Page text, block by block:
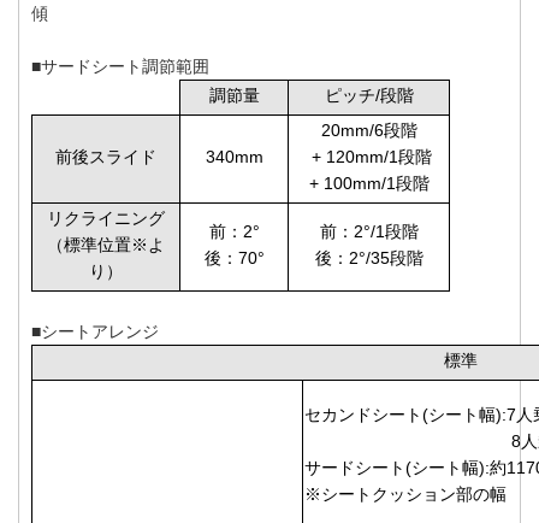
傾
■サードシート調節範囲
調節量
ピッチ/段階
前後スライド 340mm
20mm/6段階
+ 120mm/1段階
+ 100mm/1段階
リクライニング
（標準位置※よ
り）
前：2°
後：70°
前：2°/1段階
後：2°/35段階
■シートアレンジ
標準
セカンドシート(シート幅):7
8人乗り 約
サードシート(シート幅):約
※シートクッション部の幅